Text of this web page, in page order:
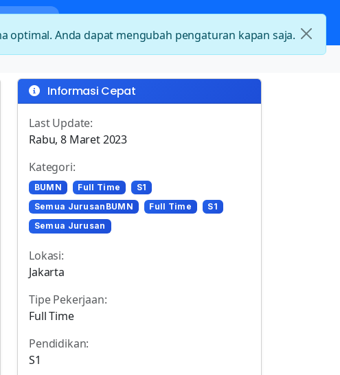
Informasi Cepat
Last Update:
Rabu, 8 Maret 2023
Kategori:
BUMN Full Time
S1
Semua JurusanBUMN
Full Time
S1
Semua Jurusan
Lokasi:
Jakarta
Tipe Pekerjaan:
Full Time
Pendidikan:
S1
Anda dapat mengubah pengaturan kapan saja.